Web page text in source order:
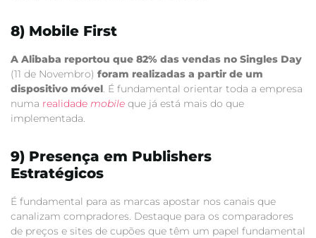
8) Mobile First
A Alibaba reportou que 82% das vendas no Singles Day
(11 de Novembro) foram realizadas a partir de um
dispositivo móvel. É fundamental orientar toda a empresa
numa realidade mobile que já está mais do que
implementada.
9) Presença em Publishers
Estratégicos
É fundamental para as marcas apostar nos canais que
canalizam compradores. Destaque para os comparadores
de preços e sites de cupões que têm um papel fundamental